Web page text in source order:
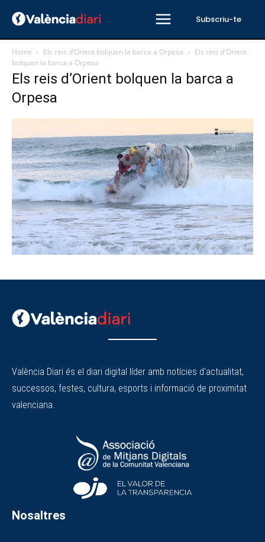
Subscriu-te
Home Els reis d’Orient bolquen la barca a Orpesa
Els reis d'Orient
bolquen la barca a Orpesa
Els reis d’Orient bolquen la barca a
Orpesa
València Diari és el diari digital líder amb notícies d'actualitat,
successos, festes, cultura, esports i informació de proximitat
valenciana.
Nosaltres